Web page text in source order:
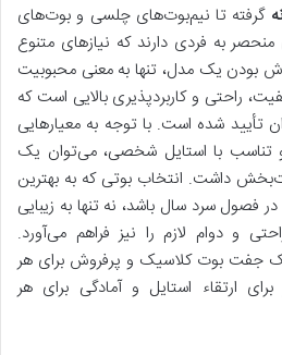
گرفته تا نیم‌بوت‌های چلسی و بوت‌های
منحصر به فردی دارند که نیازهای متنوع
بودن یک مدل، تنها به معنی محبوبیت
راحتی و کاربردپذیری بالایی است که
تأیید شده است. با توجه به معیارهایی
با استایل شخصی، می‌توان یک
داشت. انتخاب بوتی که به بهترین
فصول سرد سال باشد، نه تنها به زیبایی
و دوام لازم را نیز فراهم می‌آورد.
جفت بوت کلاسیک و پرفروش برای هر
ارتقاء استایل و آمادگی برای هر